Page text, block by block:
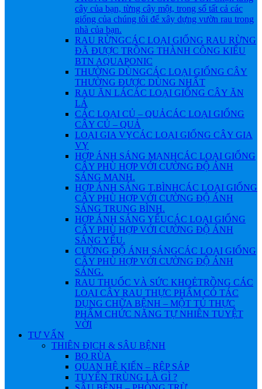
cây của bạn, từng cây một, trong số tất cả các
giống của chúng tôi để xây dựng vườn rau trong
nhà của bạn.
RAU RỪNGCÁC LOẠI GIỐNG RAU RỪNG
ĐÃ ĐƯỢC TRỒNG THÀNH CÔNG KIỂU
BTN AQUAPONIC
THƯỜNG DÙNGCÁC LOẠI GIỐNG CÂY
THƯỜNG ĐƯỢC DÙNG NHẤT
RAU ĂN LÁCÁC LOẠI GIỐNG CÂY ĂN
LÁ
CÁC LOẠI CỦ – QUẢCÁC LOẠI GIỐNG
CÂY CỦ – QUẢ
LOẠI GIA VỴCÁC LOẠI GIỐNG CÂY GIA
VỴ
HỢP ÁNH SÁNG MẠNHCÁC LOẠI GIỐNG
CÂY PHÙ HỢP VỚI CƯỜNG ĐỘ ÁNH
SÁNG MẠNH.
HỢP ÁNH SÁNG T.BÌNHCÁC LOẠI GIỐNG
CÂY PHÙ HỢP VỚI CƯỜNG ĐỘ ÁNH
SÁNG TRUNG BÌNH.
HỢP ÁNH SÁNG YẾUCÁC LOẠI GIỐNG
CÂY PHÙ HỢP VỚI CƯỜNG ĐỘ ÁNH
SÁNG YẾU.
CƯỜNG ĐỘ ÁNH SÁNGCÁC LOẠI GIỐNG
CÂY PHÙ HỢP VỚI CƯỜNG ĐỘ ÁNH
SÁNG.
RAU THUỐC VÀ SỨC KHOẺTRỒNG CÁC
LOẠI CÂY RAU THỰC PHẨM CÓ TÁC
DỤNG CHỮA BỆNH – MỘT TỦ THỰC
PHẨM CHỨC NĂNG TỰ NHIÊN TUYỆT
VỜI
TƯ VẤN
THIÊN ĐỊCH & SÂU BỆNH
BỌ RÙA
QUAN HỆ KIẾN – RỆP SÁP
TUYẾN TRÙNG LÀ GÌ ?